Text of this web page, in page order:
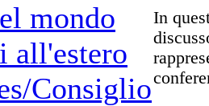
mondo
all'estero
Consiglio
In